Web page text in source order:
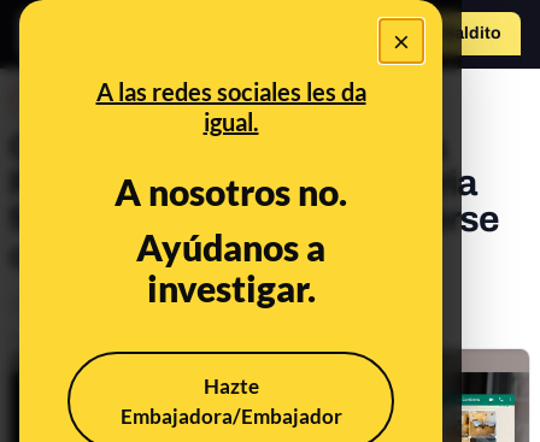
×
A las redes sociales les da
igual.
A nosotros no.
Ayúdanos a
investigar.
Hazte
Embajadora/Embajador
Hazte Maldito
Cuidado con la inmobiliaria
Rentex: la nueva inmobiliaria
fantasma que trata de hacerse
con tu dinero